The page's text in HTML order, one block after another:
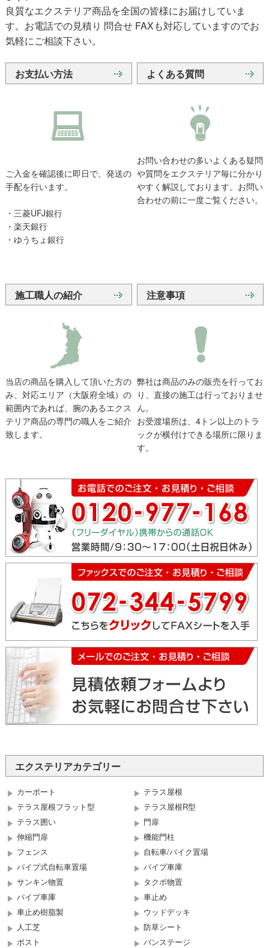
良質なエクステリア商品を全国の皆様にお届けしていま
す。お電話での見積り 問合せ FAXも対応していますのでお
気軽にご相談下さい。
お支払い方法
ご入金を確認後に即日で、発送の
手配を行います。
・三菱UFJ銀行
・楽天銀行
・ゆうちょ銀行
よくある質問
お問い合わせの多いよくある疑問
や質問をエクステリア毎に分かり
やすく解説しております。お問い
合わせの前に一度ご覧ください。
施工職人の紹介
当店の商品を購入して頂いた方の
み、対応エリア（大阪府全域）の
範囲内であれば、腕のあるエクス
テリア商品の専門の職人をご紹介
致します。
注意事項
弊社は商品のみの販売を行ってお
り、直接の施工は行っておりませ
ん。
お受渡場所は、4トン以上のトラ
ックが横付けできる場所に限りま
す。
エクステリアカテゴリー
カーポート
テラス屋根
テラス屋根フラット型
テラス屋根R型
テラス囲い
門扉
伸縮門扉
機能門柱
フェンス
自転車/バイク置場
パイプ式自転車置場
パイプ車庫
サンキン物置
タクボ物置
パイプ車庫
車止め
車止め樹脂製
ウッドデッキ
人工芝
防草シート
ポスト
バンステージ